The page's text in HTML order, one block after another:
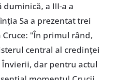
a III-a a
Sa a prezentat trei
"În primul rând,
central al credinţei
dar pentru actul